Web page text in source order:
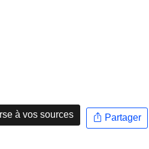
à vos sources Partager